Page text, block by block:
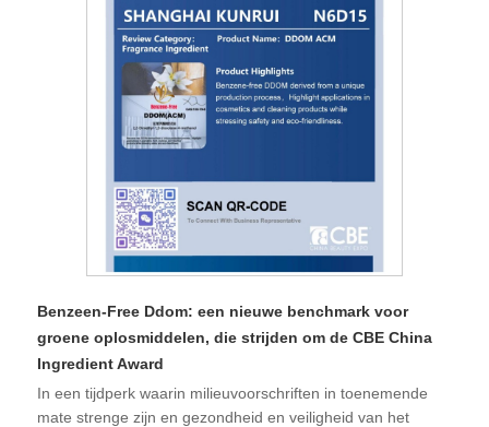
Benzeen-Free Ddom: een nieuwe benchmark voor
groene oplosmiddelen, die strijden om de CBE China
Ingredient Award
In een tijdperk waarin milieuvoorschriften in toenemende
mate strenge zijn en gezondheid en veiligheid van het